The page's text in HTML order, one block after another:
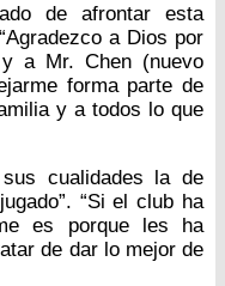
de afrontar esta
a Dios por
a Mr. Chen (nuevo
forma parte de
y a todos lo que
cualidades la de
“Si el club ha
es porque les ha
de dar lo mejor de